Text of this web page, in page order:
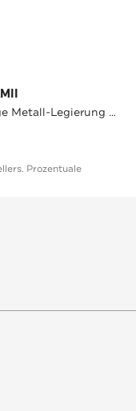
Ohrringe Metall-Legierung OneColor
Prozentuale